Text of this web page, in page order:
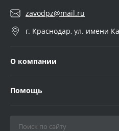
zavodpz@mail.ru
г. Краснодар, ул. имени
О компании
Помощь